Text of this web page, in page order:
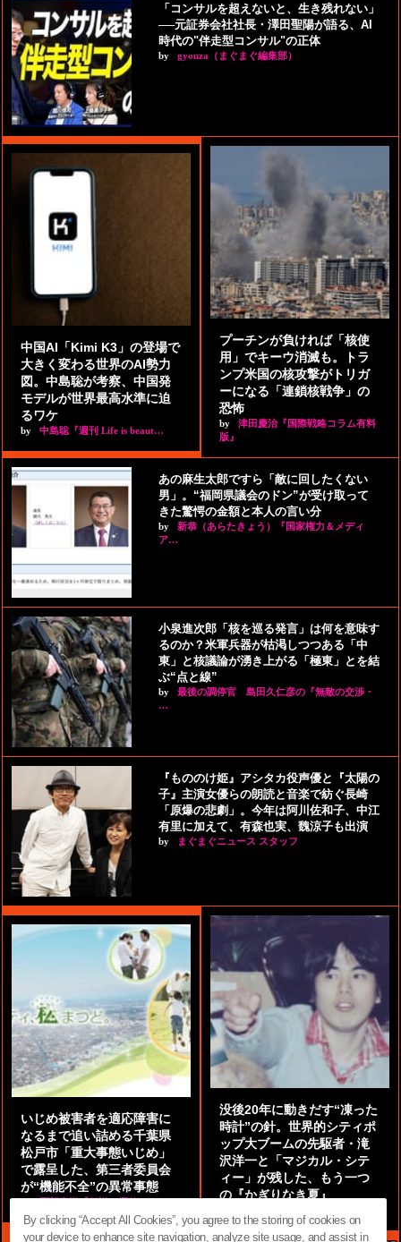
「コンサルを超えないと、生き残れない」
──元証券会社社長・澤田聖陽が語る、AI
時代の"伴走型コンサル"の正体
by gyouza（まぐまぐ編集部）
中国AI「Kimi K3」の登場で
大きく変わる世界のAI勢力
図。中島聡が考察、中国発
モデルが世界最高水準に迫
るワケ
by 中島聡『週刊 Life is beaut…
プーチンが負ければ「核使
用」でキーウ消滅も。トラ
ンプ米国の核攻撃がトリガ
ーになる「連鎖核戦争」の
恐怖
by
津田慶治『国際戦略コラム有料
版』
あの麻生太郎ですら「敵に回したくない
男」。“福岡県議会のドン”が受け取って
きた驚愕の金額と本人の言い分
by
新恭（あらたきょう）『国家権力＆メディ
ア…
小泉進次郎「核を巡る発言」は何を意味す
るのか？米軍兵器が枯渇しつつある「中
東」と核議論が湧き上がる「極東」とを結
ぶ“点と線”
by
最後の調停官 島田久仁彦の『無敵の交渉・
…
『もののけ姫』アシタカ役声優と『太陽の
子』主演女優らの朗読と音楽で紡ぐ長崎
「原爆の悲劇」。今年は阿川佐和子、中江
有里に加えて、有森也実、魏涼子も出演
by まぐまぐニュース スタッフ
いじめ被害者を適応障害に
なるまで追い詰める千葉県
松戸市「重大事態いじめ」
で露呈した、第三者委員会
が“機能不全”の異常事態
by 阿部泰尚『伝説の探偵』
没後20年に動きだす“凍った
時計”の針。世界的シティポ
ップ大ブームの先駆者・滝
沢洋一と「マジカル・シテ
ィー」が残した、もう一つ
の『かぎりなき夏』
By clicking “Accept All Cookies”, you agree to the storing of cookies on
your device to enhance site navigation, analyze site usage, and assist in